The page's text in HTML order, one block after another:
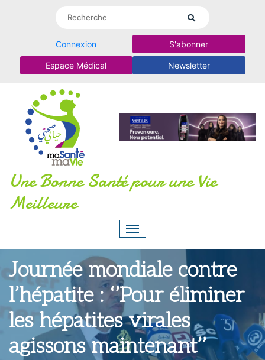
Connexion S'abonner
Espace Médical Newsletter
Une Bonne Santé pour une Vie
Meilleure
Journée mondiale contre
l’hépatite : ‘’Pour éliminer
les hépatites virales
agissons maintenant’’